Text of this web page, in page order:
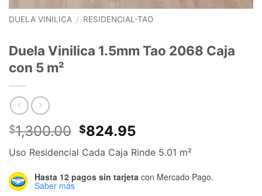
DUELA VINILICA / RESIDENCIAL-TAO
Duela Vinilica 1.5mm Tao 2068 Caja
con 5 m²
$1,300.00 El
precio
original
era:
$1,300.00.
$824.95El
precio
actual
es:
Uso Residencial Cada Caja Rinde 5.01 m²
Hasta 12 pagos sin tarjeta con Mercado Pago.
Saber más